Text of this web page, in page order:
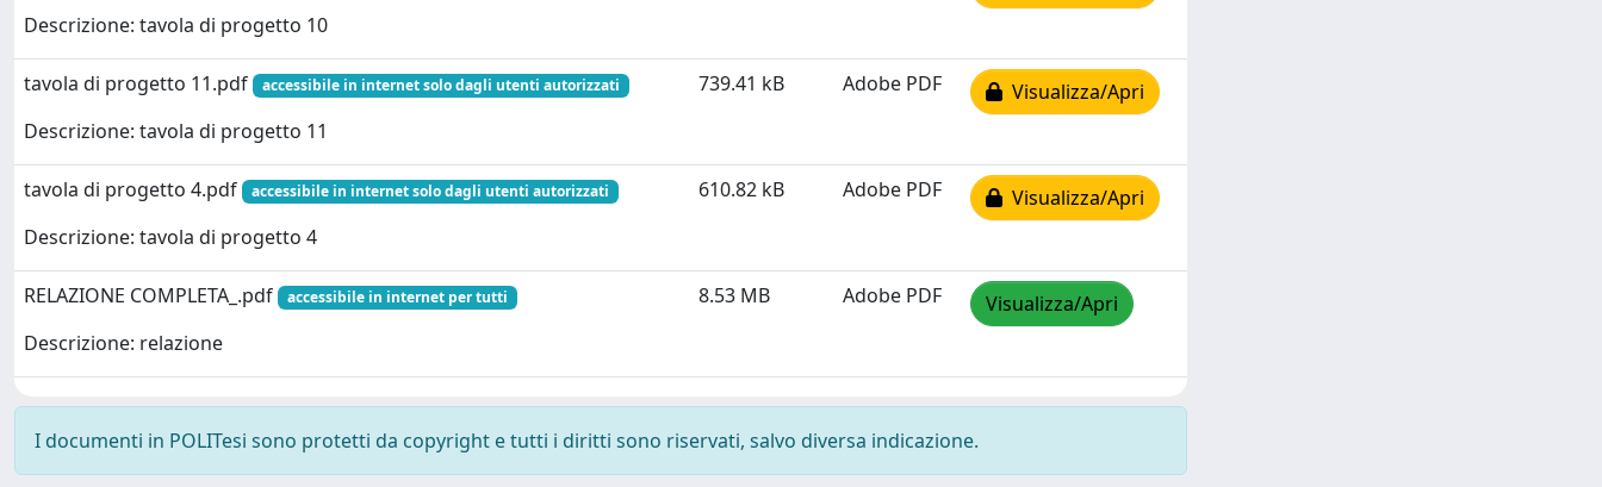
Descrizione: tavola di progetto 10
tavola di progetto 11.pdf accessibile in internet solo dagli utenti autorizzati
Descrizione: tavola di progetto 11
739.41 kB Adobe PDF Visualizza/Apri
tavola di progetto 4.pdf accessibile in internet solo dagli utenti autorizzati
Descrizione: tavola di progetto 4
610.82 kB Adobe PDF Visualizza/Apri
RELAZIONE COMPLETA_.pdf accessibile in internet per tutti
Descrizione: relazione
8.53 MB Adobe PDF Visualizza/Apri
I documenti in POLITesi sono protetti da copyright e tutti i diritti sono riservati, salvo diversa indicazione.